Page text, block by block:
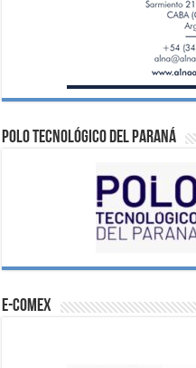
Polo Tecnológico del Paraná
e-comex